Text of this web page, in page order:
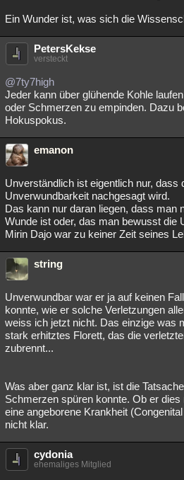
Ein Wunder ist, was sich die
PetersKekse
versteckt
@7ty7high
Jeder kann über glühende Kohle
oder Schmerzen zu empinden. Dazu
Hokuspokus.
emanon
Unverständlich ist eigentlich nur, dass
Unverwundbarkeit nachgesagt wird.
Das kann nur daran liegen, dass man
Wunde ist oder, das man bewusst die
Mirin Dajo war zu keiner Zeit seines
string
Unverwundbar war er ja auf keinen
konnte, wie er solche Verletzungen
weiss ich jetzt nicht. Das einzige was
stark erhitztes Florett, das die
zubrennt...
Was aber ganz klar ist, ist die
Schmerzen spüren konnte. Ob er
eine angeborene Krankheit
nicht klar.
cydonia
ehemaliges Mitglied